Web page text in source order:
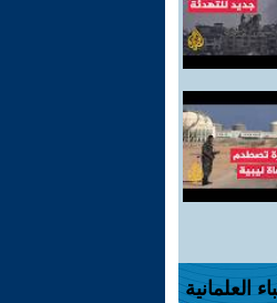
العلمانية